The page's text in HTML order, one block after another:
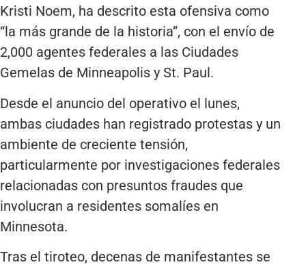
Kristi Noem, ha descrito esta ofensiva como
“la más grande de la historia”, con el envío de
2,000 agentes federales a las Ciudades
Gemelas de Minneapolis y St. Paul.
Desde el anuncio del operativo el lunes,
ambas ciudades han registrado protestas y un
ambiente de creciente tensión,
particularmente por investigaciones federales
relacionadas con presuntos fraudes que
involucran a residentes somalíes en
Minnesota.
Tras el tiroteo, decenas de manifestantes se